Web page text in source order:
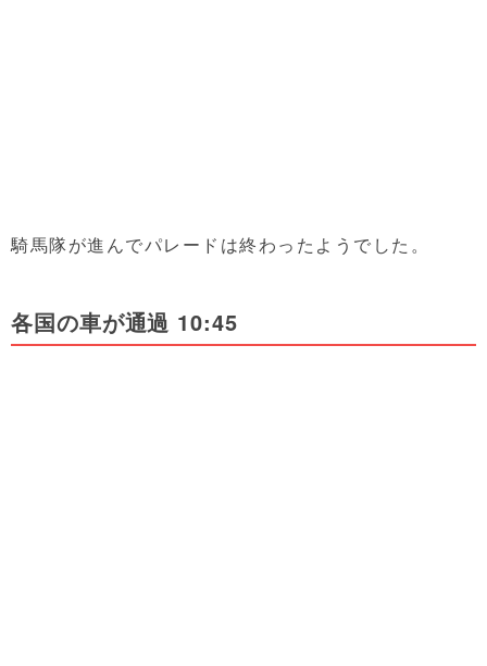
騎馬隊が進んでパレードは終わったようでした。
各国の車が通過 10:45